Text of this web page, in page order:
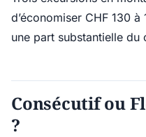
d’économiser CHF 130
une part substantielle du
Consécutif ou
?